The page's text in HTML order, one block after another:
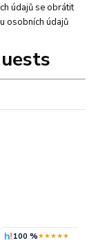
údajů se obrátit
osobních údajů
100 %★★★★★